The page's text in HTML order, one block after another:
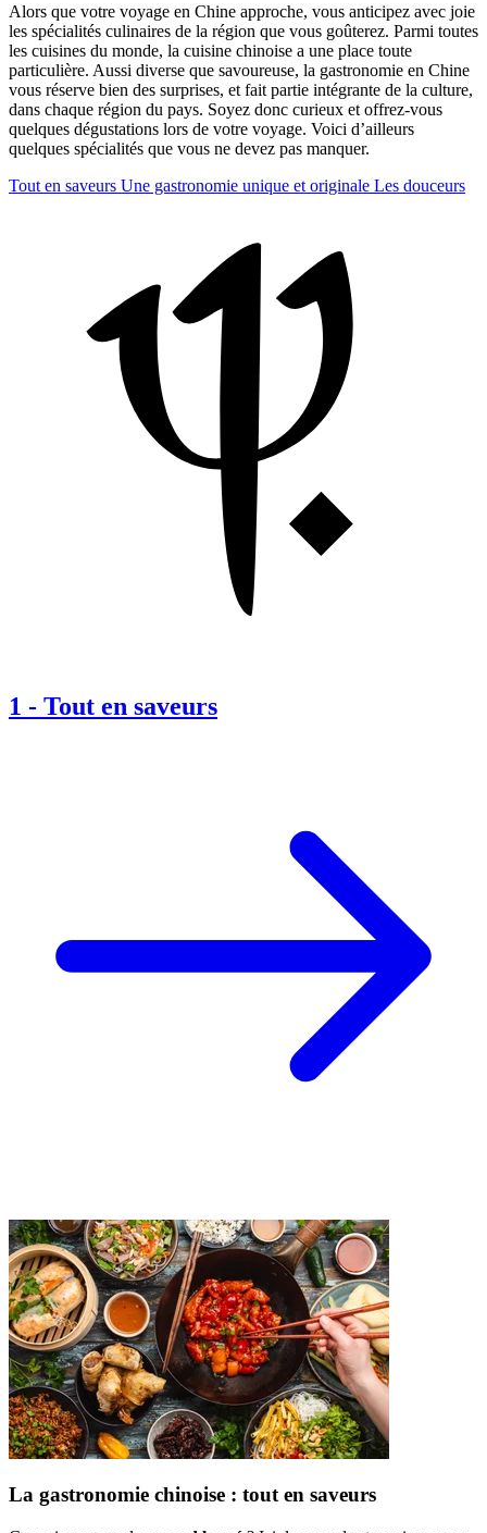
Alors que votre voyage en Chine approche, vous anticipez avec joie
les spécialités culinaires de la région que vous goûterez. Parmi toutes
les cuisines du monde, la cuisine chinoise a une place toute
particulière. Aussi diverse que savoureuse, la gastronomie en Chine
vous réserve bien des surprises, et fait partie intégrante de la culture,
dans chaque région du pays. Soyez donc curieux et offrez-vous
quelques dégustations lors de votre voyage. Voici d’ailleurs
quelques spécialités que vous ne devez pas manquer.
Tout en saveurs Une gastronomie unique et originale Les douceurs
1 - Tout en saveurs
La gastronomie chinoise : tout en saveurs